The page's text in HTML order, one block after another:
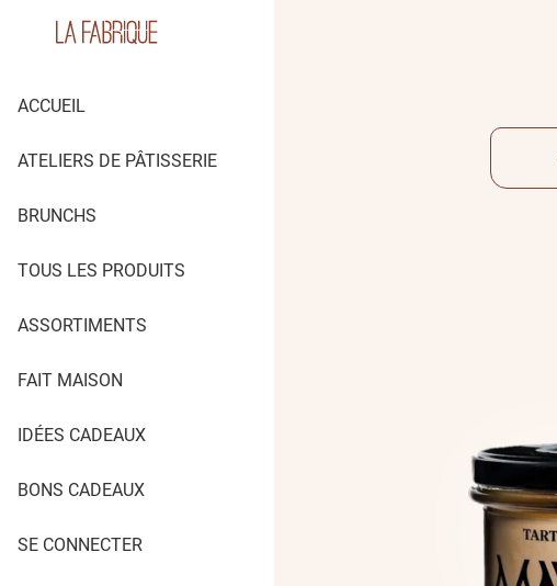
ACCUEIL
ATELIERS DE PÂTISSERIE
BRUNCHS
TOUS LES PRODUITS
ASSORTIMENTS
FAIT MAISON
IDÉES CADEAUX
BONS CADEAUX
SE CONNECTER